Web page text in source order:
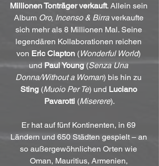
Millionen Tonträger verkauft. Allein sein
Album Oro, Incenso & Birra verkaufte
sich mehr als 8 Millionen Mal. Seine
legendären Kollaborationen reichen
von Eric Clapton (Wonderful World)
und Paul Young (Senza Una
Donna/Without a Woman) bis hin zu
Sting (Muoio Per Te) und Luciano
Pavarotti (Miserere).
Er hat auf fünf Kontinenten, in 69
Ländern und 650 Städten gespielt – an
so außergewöhnlichen Orten wie
Oman, Mauritius, Armenien,